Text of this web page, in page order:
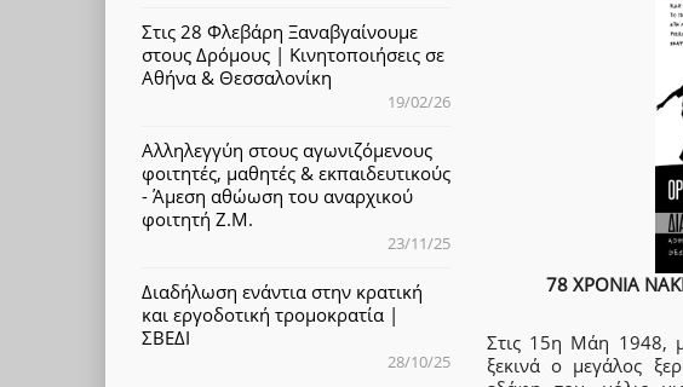
78 ΧΡΟΝΙΑ
Στις 15η Μάη 1948,
ξεκινά ο μεγάλος
Στις 28 Φλεβάρη Ξαναβγαίνουμε
στους Δρόμους | Κινητοποιήσεις σε
Αθήνα & Θεσσαλονίκη
19/02/26
Αλληλεγγύη στους αγωνιζόμενους
φοιτητές, μαθητές & εκπαιδευτικούς
- Άμεση αθώωση του αναρχικού
φοιτητή Ζ.Μ.
23/11/25
Διαδήλωση ενάντια στην κρατική
και εργοδοτική τρομοκρατία |
ΣΒΕΔΙ
28/10/25